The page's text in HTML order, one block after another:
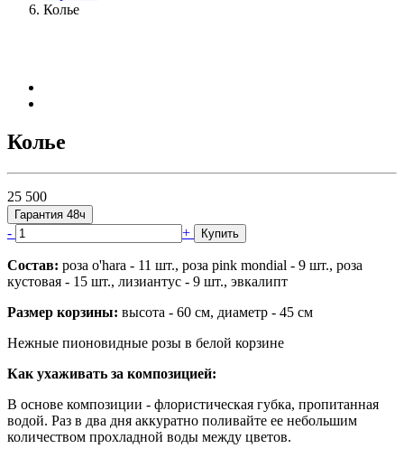
Колье
Колье
25 500
Гарантия 48ч
- + Купить
Состав: роза o'hara - 11 шт., роза pink mondial - 9 шт., роза
кустовая - 15 шт., лизиантус - 9 шт., эвкалипт
Размер корзины: высота - 60 см, диаметр - 45 см
Нежные пионовидные розы в белой корзине
Как ухаживать за композицией:
В основе композиции - флористическая губка, пропитанная
водой. Раз в два дня аккуратно поливайте ее небольшим
количеством прохладной воды между цветов.